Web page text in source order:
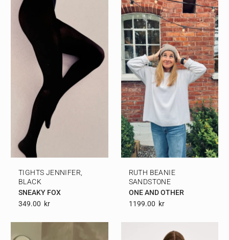
TIGHTS JENNIFER,
BLACK
SNEAKY FOX
349.00 Kr
RUTH BEANIE
SANDSTONE
ONE AND OTHER
1199.00 Kr